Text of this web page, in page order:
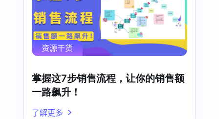
资源干货
掌握这7步销售流程，让你的销售额
一路飙升！
了解更多